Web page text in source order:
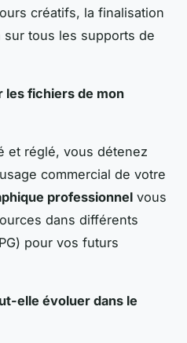
créatifs, la finalisation
tous les supports de
les fichiers de mon
et réglé, vous détenez
commercial de votre
professionnel vous
dans différents
pour vos futurs
elle évoluer dans le